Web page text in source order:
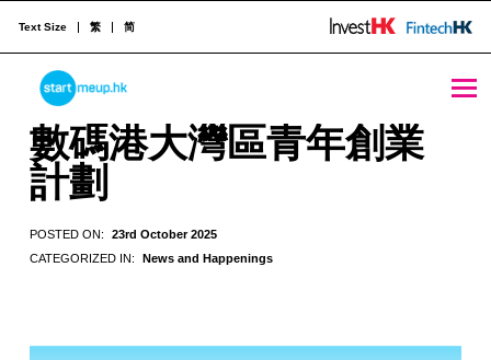
數碼港大灣區青年創業計劃 - StartmeupHK
STARTMEUPHK
Text Size 繁 简
數碼港大灣區青年創業
計劃
POSTED ON:
23rd October 2025
CATEGORIZED IN:
News and Happenings